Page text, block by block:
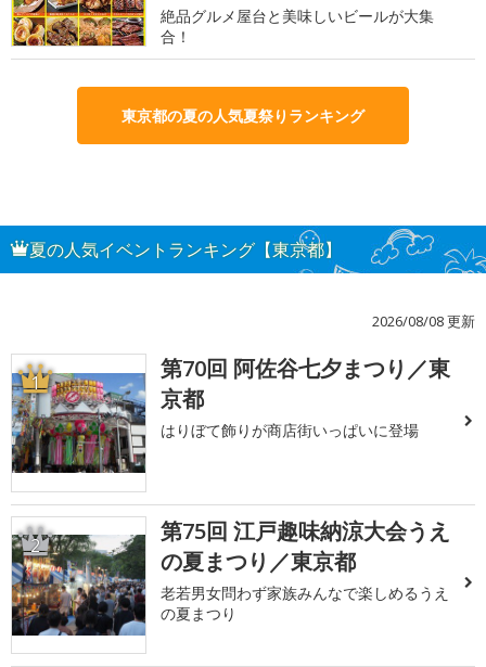
絶品グルメ屋台と美味しいビールが大集
合！
東京都の夏の人気夏祭りランキング
夏の人気イベントランキング【東京都】
2026/08/08 更新
1
第70回 阿佐谷七夕まつり／東
京都
はりぼて飾りが商店街いっぱいに登場
2
第75回 江戸趣味納涼大会うえ
の夏まつり／東京都
老若男女問わず家族みんなで楽しめるうえ
の夏まつり